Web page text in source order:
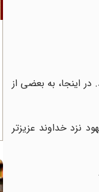
اینجا، به بعضی از
نزد خداوند عزیزتر
.